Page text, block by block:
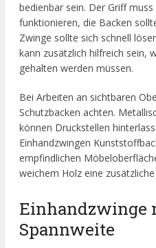
bedienbar sein. Der Griff
funktionieren, die Backen
Zwinge sollte sich schnell
kann zusätzlich hilfreich sein,
gehalten werden müssen.
Bei Arbeiten an sichtbaren
Schutzbacken achten.
können Druckstellen
Einhandzwingen
empfindlichen
weichem Holz eine
Einhandzwinge
Spannweite